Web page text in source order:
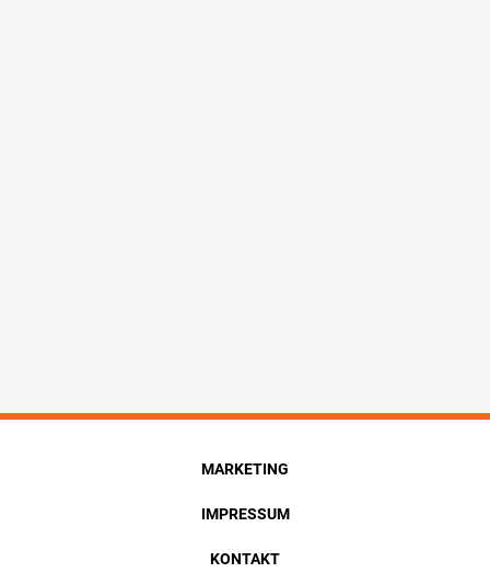
MARKETING
IMPRESSUM
KONTAKT